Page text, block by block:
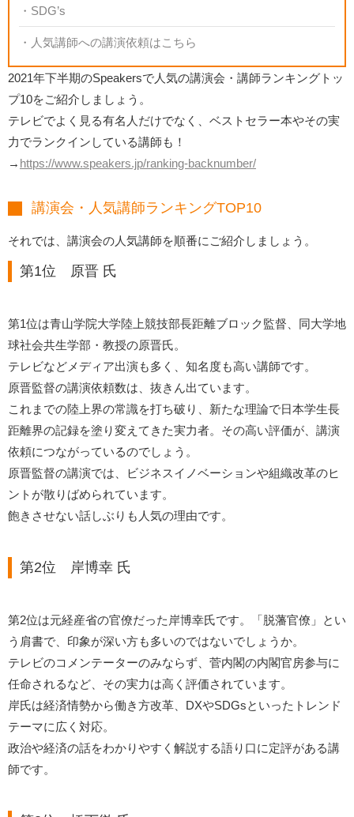
SDG’s
人気講師への講演依頼はこちら
2021年下半期のSpeakersで人気の講演会・講師ランキングトッ
プ10をご紹介しましょう。
テレビでよく見る有名人だけでなく、ベストセラー本やその実
力でランクインしている講師も！
→ https://www.speakers.jp/ranking-backnumber/
講演会・人気講師ランキングTOP10
それでは、講演会の人気講師を順番にご紹介しましょう。
第1位 原晋 氏
第1位は青山学院大学陸上競技部長距離ブロック監督、同大学地
球社会共生学部・教授の原晋氏。
テレビなどメディア出演も多く、知名度も高い講師です。
原晋監督の講演依頼数は、抜きん出ています。
これまでの陸上界の常識を打ち破り、新たな理論で日本学生長
距離界の記録を塗り変えてきた実力者。その高い評価が、講演
依頼につながっているのでしょう。
原晋監督の講演では、ビジネスイノベーションや組織改革のヒ
ントが散りばめられています。
飽きさせない話しぶりも人気の理由です。
第2位 岸博幸 氏
第2位は元経産省の官僚だった岸博幸氏です。「脱藩官僚」とい
う肩書で、印象が深い方も多いのではないでしょうか。
テレビのコメンテーターのみならず、菅内閣の内閣官房参与に
任命されるなど、その実力は高く評価されています。
岸氏は経済情勢から働き方改革、DXやSDGsといったトレンド
テーマに広く対応。
政治や経済の話をわかりやすく解説する語り口に定評がある講
師です。